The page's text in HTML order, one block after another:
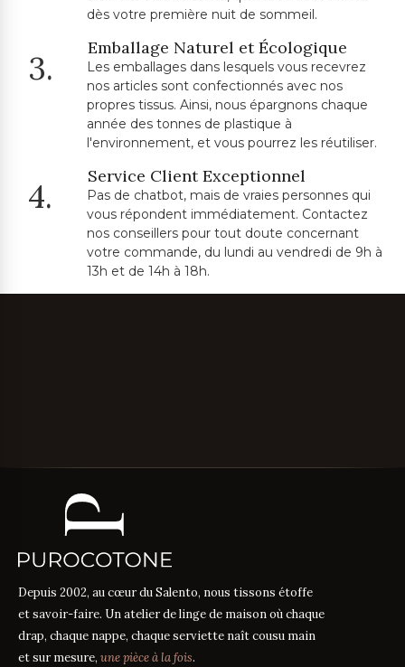
dès votre première nuit de sommeil.
3.
Emballage Naturel et Écologique
Les emballages dans lesquels vous recevrez
nos articles sont confectionnés avec nos
propres tissus. Ainsi, nous épargnons chaque
année des tonnes de plastique à
l'environnement, et vous pourrez les réutiliser.
4.
Service Client Exceptionnel
Pas de chatbot, mais de vraies personnes qui
vous répondent immédiatement. Contactez
nos conseillers pour tout doute concernant
votre commande, du lundi au vendredi de 9h à
13h et de 14h à 18h.
Depuis 2002, au cœur du Salento, nous tissons étoffe
et savoir-faire. Un atelier de linge de maison où chaque
drap, chaque nappe, chaque serviette naît cousu main
et sur mesure, une pièce à la fois.